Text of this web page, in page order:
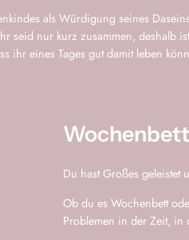
als Würdigung seines
seid nur kurz zusammen, deshalb
ihr eines Tages gut damit leben
Du hast Großes geleistet
Ob du es Wochenbett
Problemen in der Zeit, in